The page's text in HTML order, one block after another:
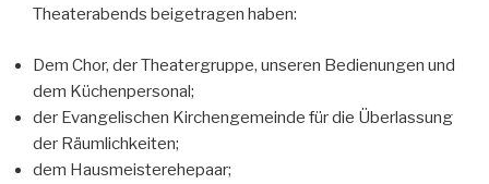
Theaterabends beigetragen haben:
Dem Chor, der Theatergruppe, unseren Bedienungen und
dem Küchenpersonal;
der Evangelischen Kirchengemeinde für die Überlassung
der Räumlichkeiten;
dem Hausmeisterehepaar;